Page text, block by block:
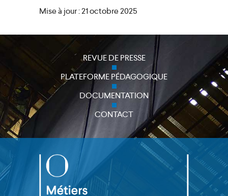
Mise à jour : 21 octobre 2025
REVUE DE PRESSE
PLATEFORME PÉDAGOGIQUE
DOCUMENTATION
CONTACT